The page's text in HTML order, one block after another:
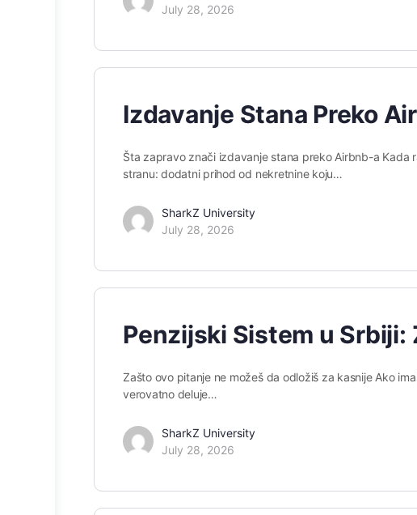
July 28, 2026
Izdavanje Stana Preko
Šta zapravo znači izdavanje stana preko Airbnb-a Kada
stranu: dodatni prihod od nekretnine koju…
SharkZ University
July 28, 2026
Penzijski Sistem u Srbiji:
Zašto ovo pitanje ne možeš da odložiš za kasnije Ako
verovatno deluje…
SharkZ University
July 28, 2026